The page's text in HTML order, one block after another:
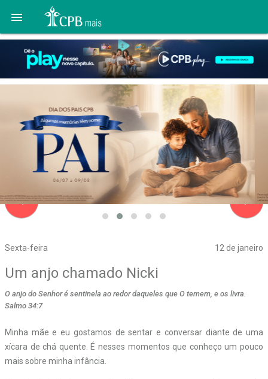

Sexta-feira 12 de janeiro
navigate_before
Um anjo chamado Nicki
O anjo do Senhor é sentinela ao redor daqueles que O temem, e os livra.
Salmo 34:7
Minha mãe e eu gostamos de sentar e conversar diante de uma
xícara de chá quente. É nesses momentos que conheço um pouco
mais sobre minha infância.
navigate_next